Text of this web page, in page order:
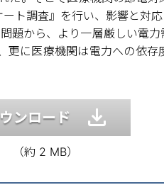
ト調査』を行い、影響と対
から、より一層厳しい電
に医療機関は電力への依
ンロード
（約 2 MB）